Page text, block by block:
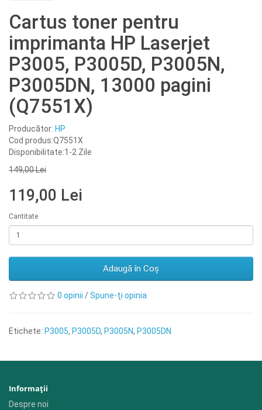
Cartus toner pentru
imprimanta HP Laserjet
P3005, P3005D, P3005N,
P3005DN, 13000 pagini
(Q7551X)
Producător: HP
Cod produs:Q7551X
Disponibilitate:1-2 Zile
149,00 Lei
119,00 Lei
Cantitate
Adaugă în Coş
0 opinii /Spune-ţi opinia
Etichete: P3005, P3005D, P3005N, P3005DN
Informaţii
Despre noi